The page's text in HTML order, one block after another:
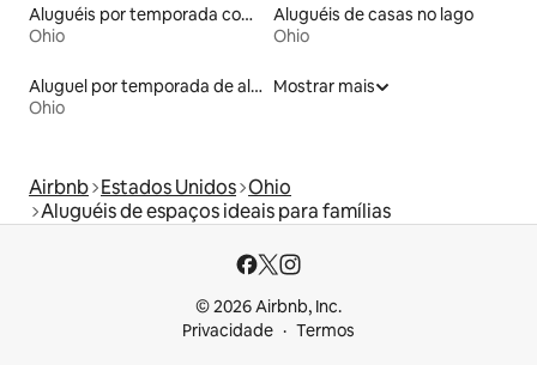
Aluguéis por temporada com acesso ao lago
Ohio
Aluguéis de casas no lago
Ohio
Aluguel por temporada de alojamentos ecológicos
Ohio
Mostrar mais
Airbnb Estados Unidos Ohio
Aluguéis de espaços ideais para famílias
© 2026 Airbnb, Inc.
Privacidade
Termos